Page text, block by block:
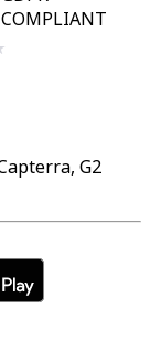
COMPLIANT
G2